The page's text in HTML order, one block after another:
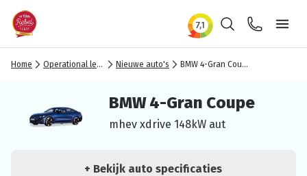
ZoekenContact
Home Operational lease Nieuwe auto's BMW 4-Gran Coupe
BMW 4-Gran Coupe
mhev xdrive 148kW aut
+ Bekijk auto specificaties